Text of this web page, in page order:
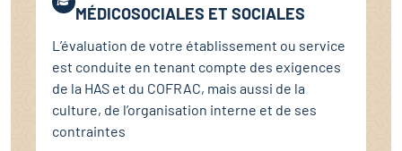
MÉDICOSOCIALES ET SOCIALES
L’évaluation de votre établissement ou service
est conduite en tenant compte des exigences
de la HAS et du COFRAC, mais aussi de la
culture, de l’organisation interne et de ses
contraintes